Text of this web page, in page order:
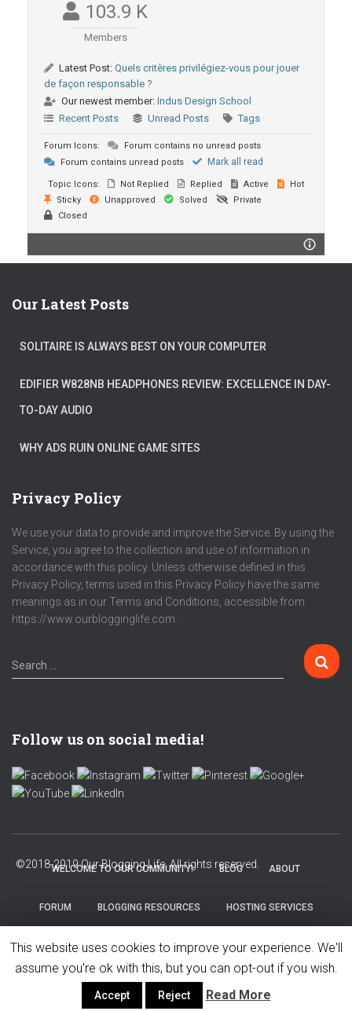
103.9 K
Members
Latest Post: Quels critères privilégiez-vous pour jouer
de façon responsable ?
Our newest member: Indus Design School
Recent Posts
Unread Posts Tags
Forum Icons:
Forum contains no unread posts
Forum contains unread posts
Mark all read
Topic Icons: Not Replied Replied Active
Hot
Sticky
Unapproved Solved
Private
Closed
Our Latest Posts
SOLITAIRE IS ALWAYS BEST ON YOUR COMPUTER
EDIFIER W828NB HEADPHONES REVIEW: EXCELLENCE IN DAY-
TO-DAY AUDIO
WHY ADS RUIN ONLINE GAME SITES
Privacy Policy
We use your data to provide and improve the Service. By using the
Service, you agree to the collection and use of information in
accordance with this policy. Unless otherwise defined in this
Privacy Policy, terms used in this Privacy Policy have the same
meanings as in our Terms and Conditions, accessible from
https://www.ourblogginglife.com.
Search …
Follow us on social media!
WELCOME TO OUR COMMUNITY! BLOG ABOUT
FORUM BLOGGING RESOURCES HOSTING SERVICES
PRIVACY POLICY
This website uses cookies to improve your experience. We'll
assume you're ok with this, but you can opt-out if you wish.
Accept Reject Read More